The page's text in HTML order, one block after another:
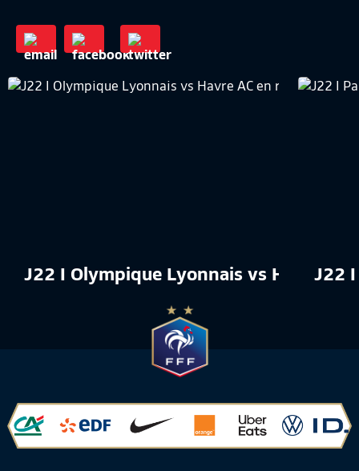
J22 I Olympique Lyonnais vs HavreJ22